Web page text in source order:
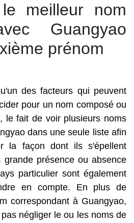
meilleur nom
Guangyao
prénom
des facteurs qui peuvent
pour un nom composé ou
le fait de voir plusieurs noms
dans une seule liste afin
la façon dont ils s'épellent
présence ou absence
particulier sont également
en compte. En plus de
correspondant à Guangyao,
négliger le ou les noms de